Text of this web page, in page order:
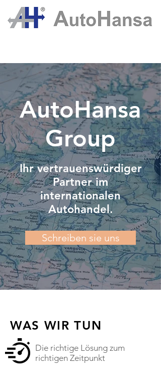
AutoHansa
Group
Ihr vertrauenswürdiger
Partner im
internationalen
Autohandel.
Schreiben sie uns
WAS WIR TUN
Die richtige Lösung zum
richtigen Zeitpunkt